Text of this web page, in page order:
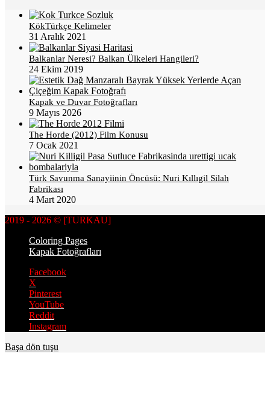
KökTürkçe Kelimeler
31 Aralık 2021
Balkanlar Neresi? Balkan Ülkeleri Hangileri?
24 Ekim 2019
Kapak ve Duvar Fotoğrafları
9 Mayıs 2026
The Horde (2012) Film Konusu
7 Ocak 2021
Türk Savunma Sanayiinin Öncüsü: Nuri Kıllıgil Silah
Fabrikası
4 Mart 2020
2019 - 2026 © [TURKAU]
Coloring Pages
Kapak Fotoğrafları
Facebook
X
Pinterest
YouTube
Reddit
Instagram
Başa dön tuşu